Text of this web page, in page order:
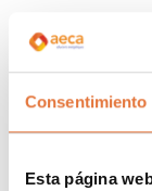
Consentimiento
Esta página
tant sur le plan
réduction de la
seulement de